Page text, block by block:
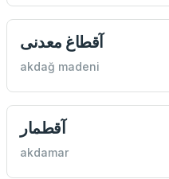
آقطاغ معدنی
akdağ madeni
آقطمار
akdamar